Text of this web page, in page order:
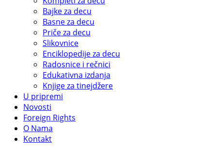
Bajke za decu
Basne za decu
Priče za decu
Slikovnice
Enciklopedije za decu
Radosnice i rečnici
Edukativna izdanja
Knjige za tinejdžere
U pripremi
Novosti
Foreign Rights
O Nama
Kontakt